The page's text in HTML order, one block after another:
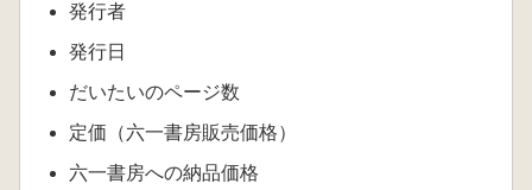
発行者
発行日
だいたいのページ数
定価（六一書房販売価格）
六一書房への納品価格